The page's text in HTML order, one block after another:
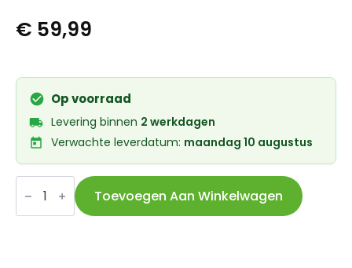
€ 59,99
Op voorraad
Levering binnen 2 werkdagen
Verwachte leverdatum: maandag 10 augustus
Trelock
insteekketting
455
Toevoegen Aan Winkelwagen